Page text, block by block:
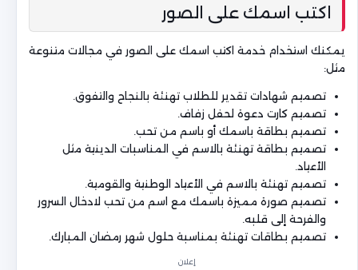
اكتب اسمك على الصور
يمكنك استخدام خدمة اكتب اسمك على الصور في مجالات متنوعة
مثل:
تصميم شهادات تقدير للطلاب تهنئة بالنجاح والتفوق.
تصميم كارت دعوة لحفل زفاف.
تصميم بطاقة باسمك أو باسم من تحب.
تصميم بطاقة تهنئة بالاسم في المناسبات الدينية مثل
الأعياد.
تصميم تهنئة بالاسم في الأعياد الوطنية والقومية.
تصميم صورة مميزة باسمك مع اسم من تحب لادخال السرور
والفرحة إلى قلبه.
تصميم بطاقات تهنئة بمناسبة حلول شهر رمضان المبارك.
إعلان